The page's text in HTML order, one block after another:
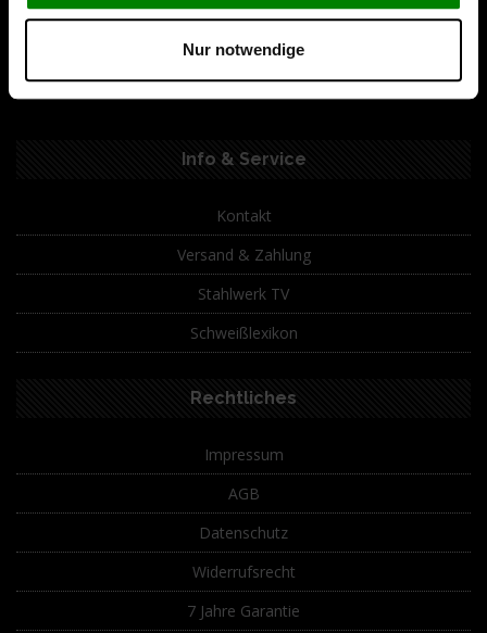
Nur notwendige
Info & Service
Kontakt
Versand & Zahlung
Stahlwerk TV
Schweißlexikon
Rechtliches
Impressum
AGB
Datenschutz
Widerrufsrecht
7 Jahre Garantie